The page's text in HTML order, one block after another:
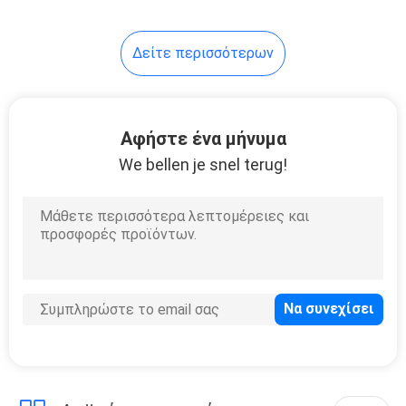
Δείτε περισσότερων
Αφήστε ένα μήνυμα
We bellen je snel terug!